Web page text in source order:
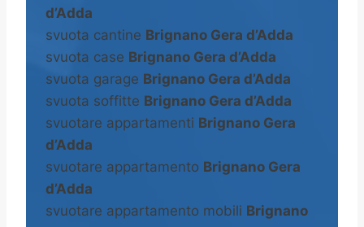
d’Adda
svuota cantine Brignano Gera d’Adda
svuota case Brignano Gera d’Adda
svuota garage Brignano Gera d’Adda
svuota soffitte Brignano Gera d’Adda
svuotare appartamenti Brignano Gera
d’Adda
svuotare appartamento Brignano Gera
d’Adda
svuotare appartamento mobili Brignano